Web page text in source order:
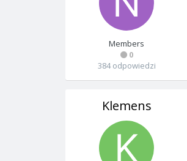
Members
0
384 odpowiedzi
Klemens